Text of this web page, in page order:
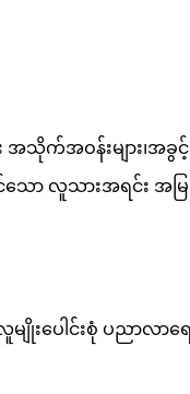
သိုက်အဝန်းများ၊အခွ
ော လူသားအရင်း အမြ
မျိုးပေါင်းစုံ ပညာလ